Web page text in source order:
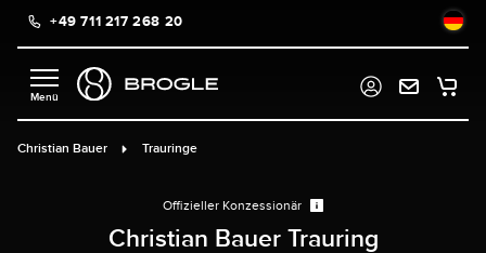
springen
+49 711 217 268 20
Christian Bauer Trauringe
Offizieller Konzessionär
Christian Bauer Trauring